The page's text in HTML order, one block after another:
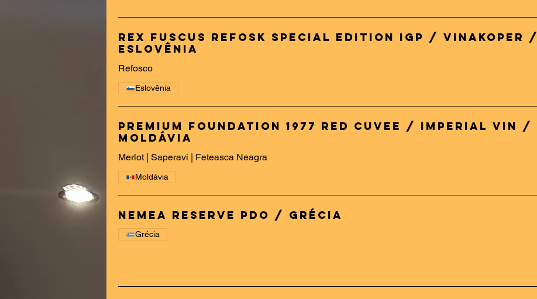
Rex Fuscus Refosk Special Edition IGP / Vinakoper /
Eslovênia
Refosco
Eslovênia
Premium Foundation 1977 Red Cuvee / Imperial Vin /
Moldávia
Merlot | Saperavi | Feteasca Neagra
Moldávia
Nemea Reserve PDO / Grécia
Grécia